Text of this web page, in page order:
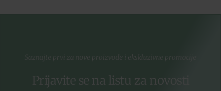
Saznajte prvi za nove proizvode i ekskluzivne promocije
Prijavite se na listu za novosti